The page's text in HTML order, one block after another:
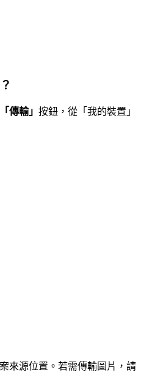
「傳輸」 按鈕，從「我的裝置」
來源位置。若需傳輸圖片，請